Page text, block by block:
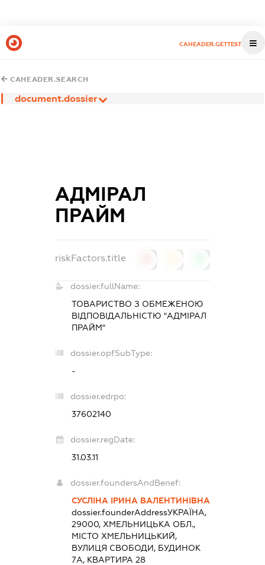
CAHEADER.GETTEST
CAHEADER.SEARCH
document.dossier
АДМІРАЛ
ПРАЙМ
riskFactors.title
dossier.fullName:
ТОВАРИСТВО З ОБМЕЖЕНОЮ
ВІДПОВІДАЛЬНІСТЮ "АДМІРАЛ
ПРАЙМ"
dossier.opfSubType:
-
dossier.edrpo:
37602140
dossier.regDate:
31.03.11
dossier.foundersAndBenef:
СУСЛІНА ІРИНА ВАЛЕНТИНІВНА
dossier.founderAddressУКРАЇНА,
29000, ХМЕЛЬНИЦЬКА ОБЛ.,
МІСТО ХМЕЛЬНИЦЬКИЙ,
ВУЛИЦЯ СВОБОДИ, БУДИНОК
7А, КВАРТИРА 28